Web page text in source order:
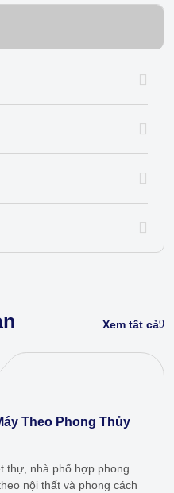
Xem tất cả
Theo Phong Thủy
thự, nhà phố hợp phong
nội thất và phong cách